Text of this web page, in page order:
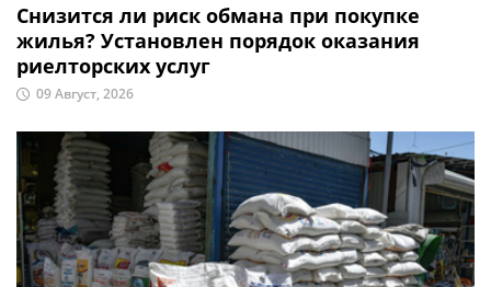
Снизится ли риск обмана при покупке
жилья? Установлен порядок оказания
риелторских услуг
09 Август, 2026